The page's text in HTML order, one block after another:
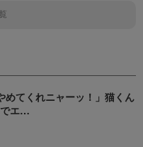
めてくれニャーッ！」猫くん
でエ…